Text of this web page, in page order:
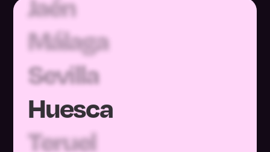
Málaga
Sevilla
Huesca
Teruel